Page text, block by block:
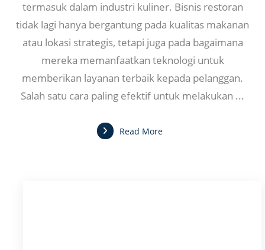
termasuk dalam industri kuliner. Bisnis restoran
tidak lagi hanya bergantung pada kualitas makanan
atau lokasi strategis, tetapi juga pada bagaimana
mereka memanfaatkan teknologi untuk
memberikan layanan terbaik kepada pelanggan.
Salah satu cara paling efektif untuk melakukan ...
Read More